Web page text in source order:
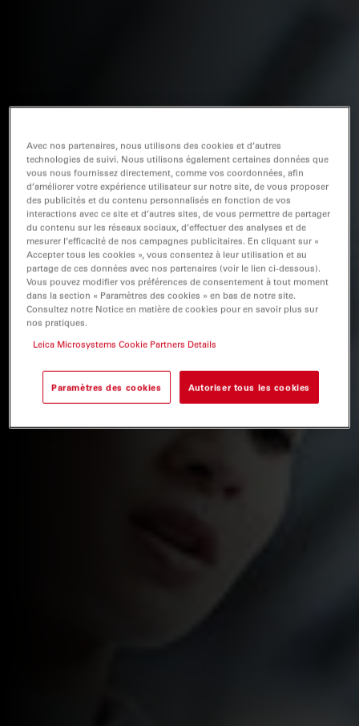
Avec nos partenaires, nous utilisons des cookies et d’autres
technologies de suivi. Nous utilisons également certaines données que
vous nous fournissez directement, comme vos coordonnées, afin
d’améliorer votre expérience utilisateur sur notre site, de vous proposer
des publicités et du contenu personnalisés en fonction de vos
interactions avec ce site et d’autres sites, de vous permettre de partager
du contenu sur les réseaux sociaux, d’effectuer des analyses et de
mesurer l’efficacité de nos campagnes publicitaires. En cliquant sur «
Accepter tous les cookies », vous consentez à leur utilisation et au
partage de ces données avec nos partenaires (voir le lien ci-dessous).
Vous pouvez modifier vos préférences de consentement à tout moment
dans la section « Paramètres des cookies » en bas de notre site.
Consultez notre Notice en matière de cookies pour en savoir plus sur
nos pratiques.
Leica Microsystems Cookie Partners Details
Paramètres des cookies Autoriser tous les cookies